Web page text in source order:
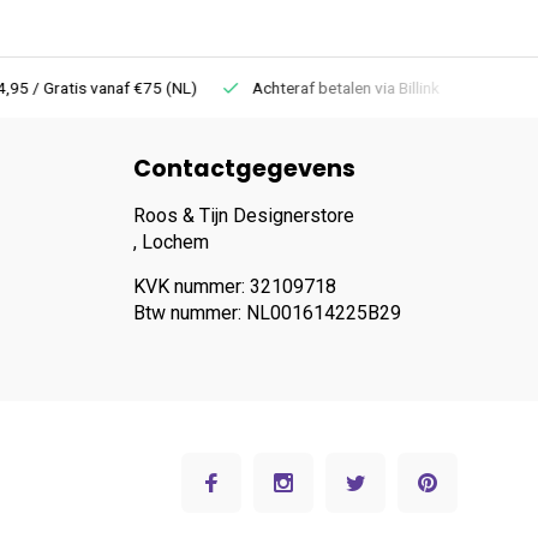
vanaf €75 (NL) Achteraf betalen via Billink
Contactgegevens
Roos & Tijn Designerstore
, Lochem
KVK nummer: 32109718
Btw nummer: NL001614225B29